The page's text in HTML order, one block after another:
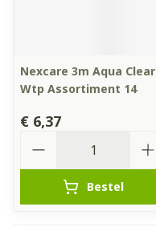
Nexcare 3m Aqua Clear
Wtp Assortiment 14
€ 6,37
Bestel